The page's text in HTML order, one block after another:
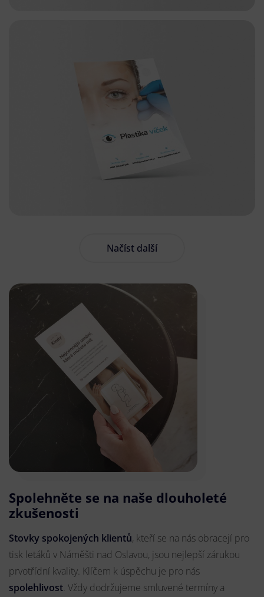
Načíst další
Spolehněte se na naše dlouholeté
zkušenosti
Stovky spokojených klientů, kteří se na nás obracejí pro
tisk letáků v Náměšti nad Oslavou, jsou nejlepší zárukou
prvotřídní kvality. Klíčem k úspěchu je pro nás
spolehlivost. Vždy dodržujeme smluvené termíny a